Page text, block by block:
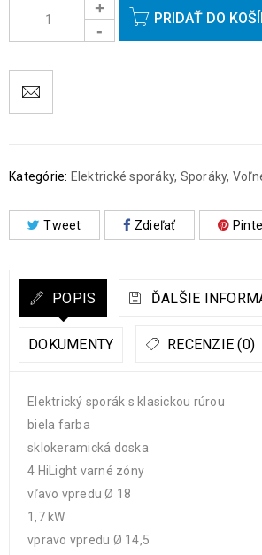
okrem víkendov a sviatkov.PRIDAŤ DO
Kategórie: Elektrické sporáky, Sporáky,
Tweet Zdieľať
POPIS ĎALŠIE
DOKUMENTY RECENZIE (0)
Elektrický sporák s klasickou rúrou
biela farba
sklokeramická doska
4 HiLight varné zóny
vľavo vpredu Ø 18
1,7 kW
vpravo vpredu Ø 14,5